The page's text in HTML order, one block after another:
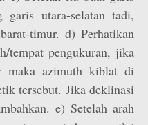
garis utara-selatan tadi,
timur. d) Perhatikan
tempat pengukuran, jika
maka azimuth kiblat di
tersebut. Jika deklinasi
e) Setelah arah